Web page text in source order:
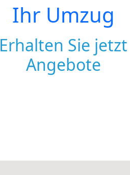
Ihr Umzug
Erhalten Sie jetzt
Angebote